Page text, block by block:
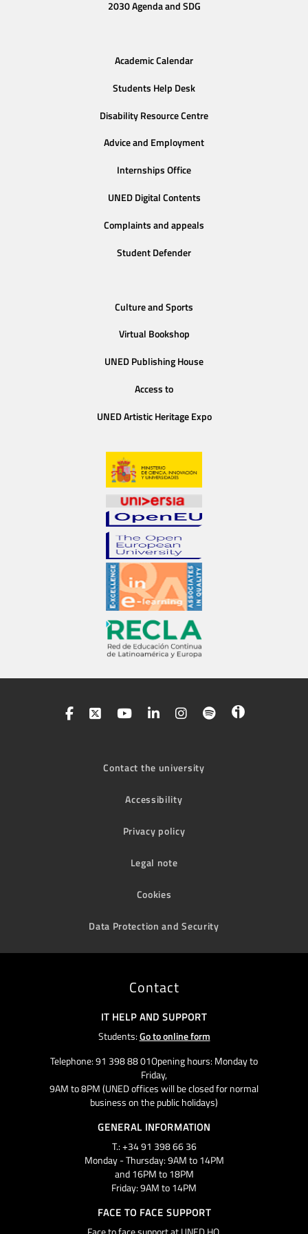
2030 Agenda and SDG
Academic Calendar
Students Help Desk
Disability Resource Centre
Advice and Employment
Internships Office
UNED Digital Contents
Complaints and appeals
Student Defender
Culture and Sports
Virtual Bookshop
UNED Publishing House
Access to
UNED Artistic Heritage Expo
Contact the university
Accessibility
Privacy policy
Legal note
Cookies
Data Protection and Security
Contact
IT HELP AND SUPPORT
Students:Go to online form
Telephone: 91 398 88 01Opening hours: Monday to
Friday,
9AM to 8PM (UNED offices will be closed for normal
business on the public holidays)
GENERAL INFORMATION
T.: +34 91 398 66 36
Monday - Thursday: 9AM to 14PM
and 16PM to 18PM
Friday: 9AM to 14PM
FACE TO FACE SUPPORT